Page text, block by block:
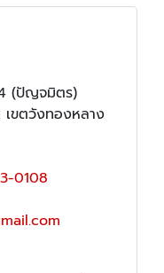
(ปัญจมิตร)
ขตวังทองหลาง
0108